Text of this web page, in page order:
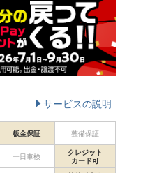
サービスの説明
板金保証 整備保証
一日車検
クレジット
カード可